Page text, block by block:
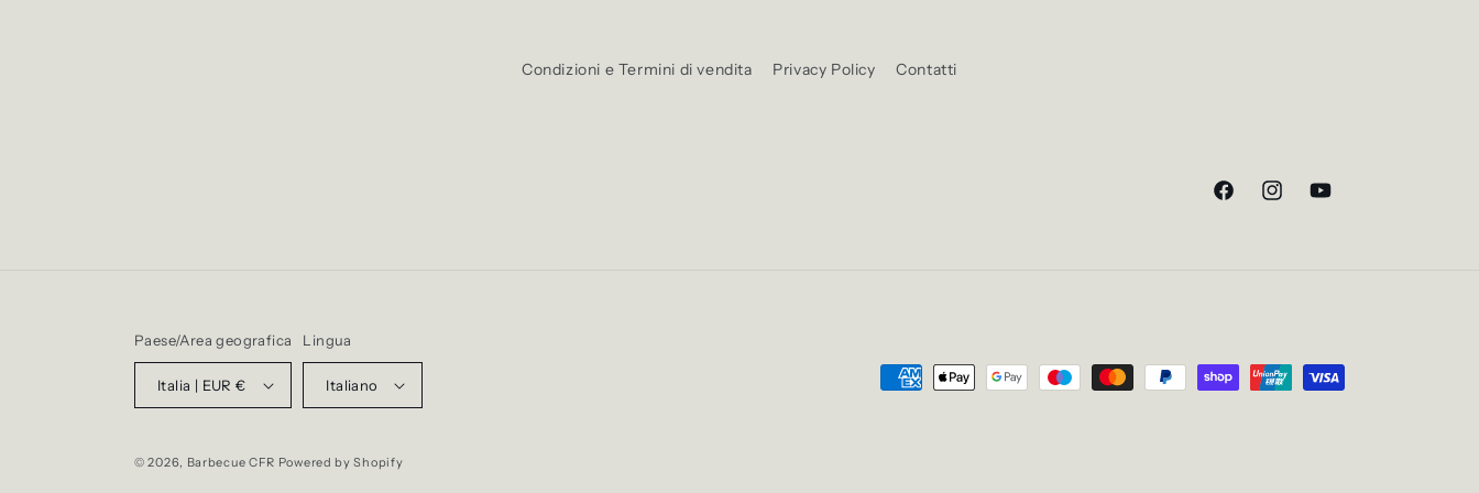
Condizioni e Termini di vendita Privacy Policy Contatti
FacebookInstagramYouTube
Paese/Area geografica
Italia | EUR €
Lingua
Italiano
Metodi
© 2026, Barbecue CFR Powered by Shopify